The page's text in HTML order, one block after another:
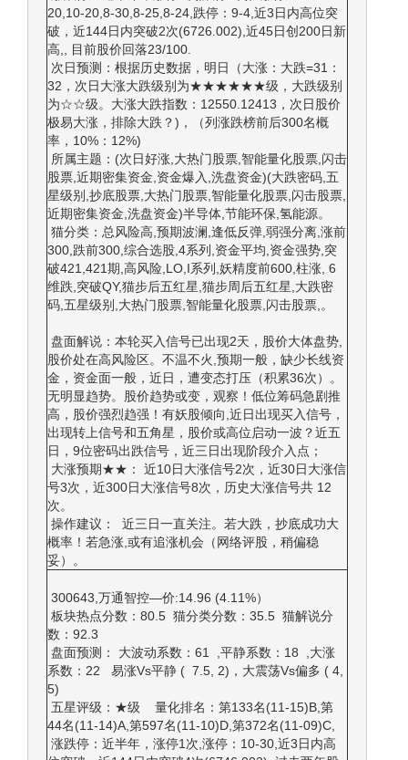
20,10-20,8-30,8-25,8-24,跌停：9-4,近3日内高位突
破，近144日内突破2次(6726.002),近45日创200日新
高,, 目前股价回落23/100.
次日预测：根据历史数据，明日（大涨：大跌=31：
32，次日大涨大跌级别为★★★★★★级，大跌级别
为☆☆级。大涨大跌指数：12550.12413，次日股价
极易大涨，排除大跌？)，（列涨跌榜前后300名概
率，10%：12%)
所属主题：(次日好涨,大热门股票,智能量化股票,闪击
股票,近期密集资金,资金爆入,洗盘资金)(大跌密码,五
星级别,抄底股票,大热门股票,智能量化股票,闪击股票,
近期密集资金,洗盘资金)半导体,节能环保,氢能源。
猫分类：总风险高,预期波澜,逢低反弹,弱强分离,涨前
300,跌前300,综合选股,4系列,资金平均,资金强势,突
破421,421期,高风险,LO,I系列,妖精度前600,柱涨, 6
维跌,突破QY,猫步后五红星,猫步周后五红星,大跌密
码,五星级别,大热门股票,智能量化股票,闪击股票,。
盘面解说：本轮买入信号已出现2天，股价大体盘势,
股价处在高风险区。不温不火,预期一般，缺少长线资
金，资金面一般，近日，遭变态打压（积累36次）。
无明显趋势。股价趋势或变，观察！低位筹码急剧推
高，股价强烈趋强！有妖股倾向,近日出现买入信号，
出现转上信号和五角星，股价或高位启动一波？近五
日，9位密码出跌信号，近三日出现阶段介入点；
大涨预期★★： 近10日大涨信号2次，近30日大涨信
号3次，近300日大涨信号8次，历史大涨信号共 12
次。
操作建议： 近三日一直关注。若大跌，抄底成功大
概率！若急涨,或有追涨机会（网络评股，稍偏稳
妥）。
300643,万通智控—价:14.96 (4.11%）
板块热点分数：80.5 猫分类分数：35.5 猫解说分
数：92.3
盘面预测： 大波动系数：61 ,平静系数：18 ,大涨
系数：22 易涨Vs平静 ( 7.5, 2)，大震荡Vs偏多 ( 4,
5)
五星评级：★级 量化排名：第133名(11-15)B,第
44名(11-14)A,第597名(11-10)D,第372名(11-09)C,
涨跌停：近半年，涨停1次,涨停：10-30,近3日内高